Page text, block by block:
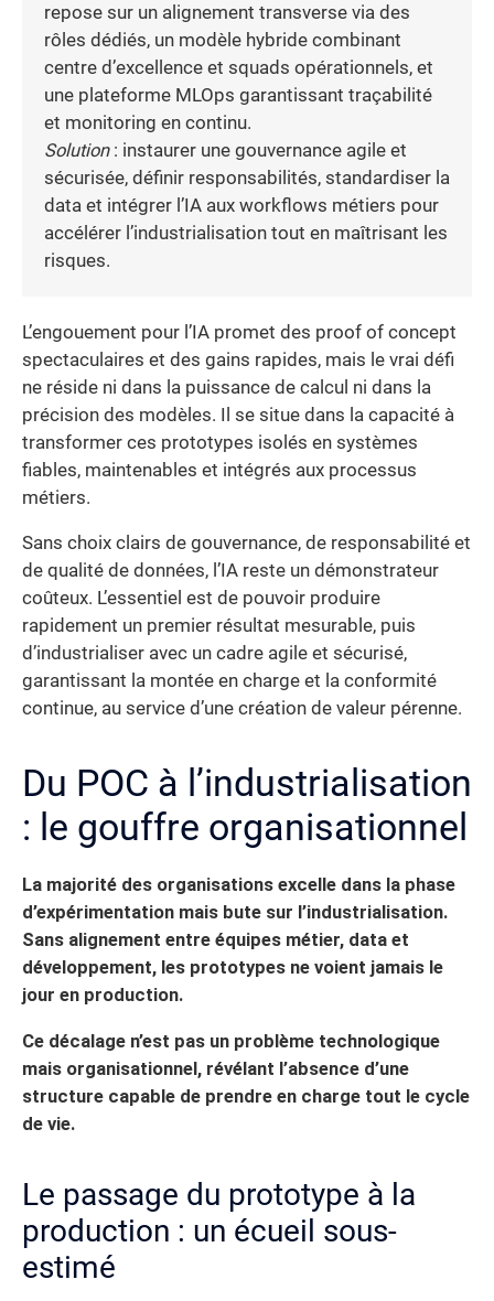
repose sur un alignement transverse via des
rôles dédiés, un modèle hybride combinant
centre d’excellence et squads opérationnels, et
une plateforme MLOps garantissant traçabilité
et monitoring en continu.
Solution: instaurer une gouvernance agile et
sécurisée, définir responsabilités, standardiser la
data et intégrer l’IA aux workflows métiers pour
accélérer l’industrialisation tout en maîtrisant les
risques.
L’engouement pour l’IA promet des proof of concept
spectaculaires et des gains rapides, mais le vrai défi
ne réside ni dans la puissance de calcul ni dans la
précision des modèles. Il se situe dans la capacité à
transformer ces prototypes isolés en systèmes
fiables, maintenables et intégrés aux processus
métiers.
Sans choix clairs de gouvernance, de responsabilité et
de qualité de données, l’IA reste un démonstrateur
coûteux. L’essentiel est de pouvoir produire
rapidement un premier résultat mesurable, puis
d’industrialiser avec un cadre agile et sécurisé,
garantissant la montée en charge et la conformité
continue, au service d’une création de valeur pérenne.
Du POC à l’industrialisation
: le gouffre organisationnel
La majorité des organisations excelle dans la phase
d’expérimentation mais bute sur l’industrialisation.
Sans alignement entre équipes métier, data et
développement, les prototypes ne voient jamais le
jour en production.
Ce décalage n’est pas un problème technologique
mais organisationnel, révélant l’absence d’une
structure capable de prendre en charge tout le cycle
de vie.
Le passage du prototype à la
production : un écueil sous-
estimé